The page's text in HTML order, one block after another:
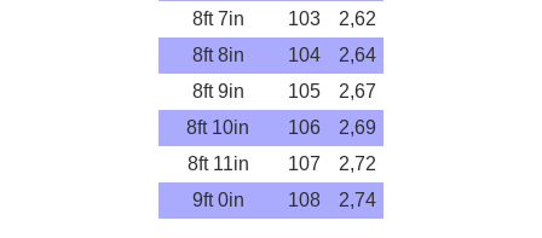
8ft 7in
103
2,62
8ft 8in
104
2,64
8ft 9in
105
2,67
8ft 10in
106
2,69
8ft 11in
107
2,72
9ft 0in
108 2,74